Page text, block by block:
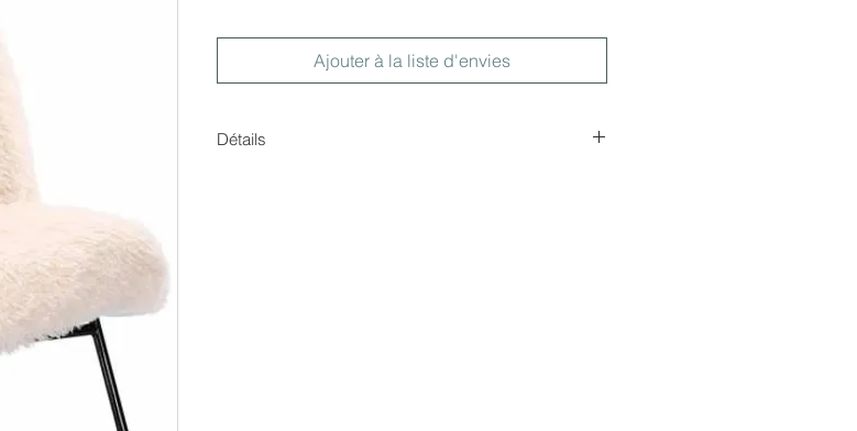
Ajouter à la liste d'envies
Détails